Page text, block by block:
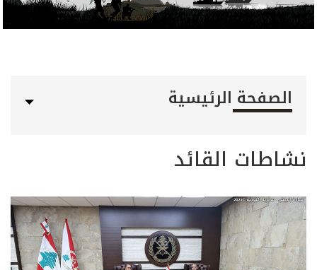
الصفحة الرئيسية
نشاطات القائد